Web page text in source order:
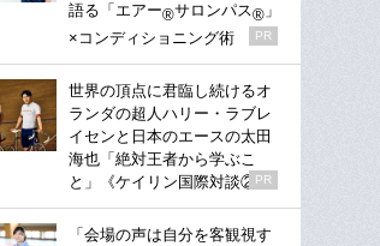
語る「エアー®サロンパス® 」
×コンディショニング術
PR
世界の頂点に君臨し続けるオ
ランダの超人ハリー・ラブレ
イセンと日本のエースの太田
海也「絶対王者から学ぶこ
と」《ケイリン国際対談②》
PR
「会場の声は自分を客観視す